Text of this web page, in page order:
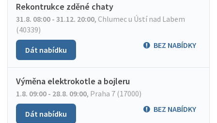
Rekontrukce zděné chaty
31.8. 08:00 - 31.12. 20:00, Chlumec u Ústí nad Labem
(40339)
BEZ NABÍDKY
Dát nabídku
Výměna elektrokotle a bojleru
1.8. 09:00 - 28.8. 09:00, Praha 7 (17000)
BEZ NABÍDKY
Dát nabídku